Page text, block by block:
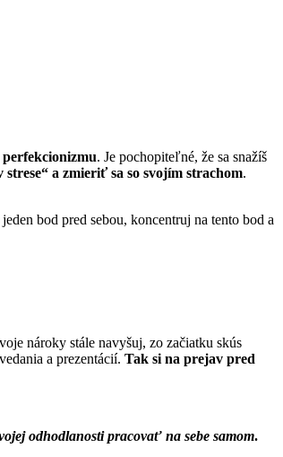
. Je pochopiteľné, že sa snažíš
a zmieriť sa so svojím strachom.
bod pred sebou, koncentruj na tento bod a
nároky stále navyšuj, zo začiatku skús
a prezentácií. Tak si na prejav pred
odhodlanosti pracovať na sebe samom.